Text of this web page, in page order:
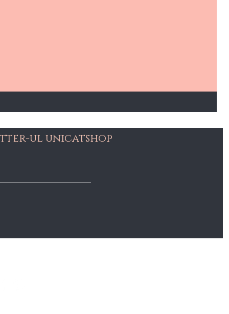
ul unicatshop